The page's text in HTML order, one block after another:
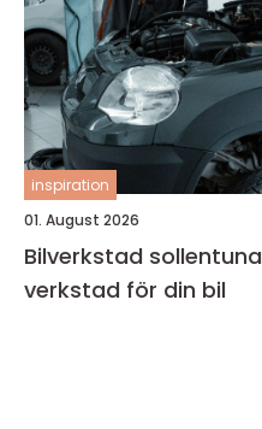
inspiration
01. August 2026
Bilverkstad sollentuna så hittar du rätt
verkstad för din bil